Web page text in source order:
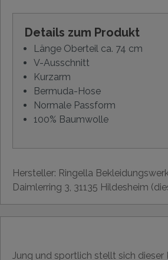
Details zum Produkt
Länge Oberteil ca. 74 cm
V-Ausschnitt
Kurzarm
Bermuda-Hose
Normale Passform
100% Baumwolle
Hersteller: Ringella
Daimlerring 3, 31135 Hildesheim
Jung und sportlich stellt sich dieser